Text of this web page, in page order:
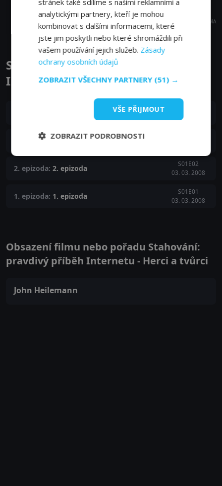
REKLAMA
Stahování: pravdivý příběh
Internetu epizody
04. 03. 2008
3. epizoda: 3. epizoda
2. epizoda: 2. epizoda
S01E02
03. 03. 2008
1. epizoda: 1. epizoda
S01E01
03. 03. 2008
Obsazení filmu nebo pořadu Stahování:
pravdivý příběh Internetu - Herci a tvůrci
John Heilemann
stránek také sdílíme s našimi reklamními a
analytickými partnery, kteří je mohou
kombinovat s dalšími informacemi, které
jste jim poskytli nebo které shromáždili při
vašem používání jejich služeb. Zásady
ochrany osobních údajů
ZOBRAZIT VŠECHNY PARTNERY (51) →
VŠE PŘIJMOUT
ZOBRAZIT PODROBNOSTI